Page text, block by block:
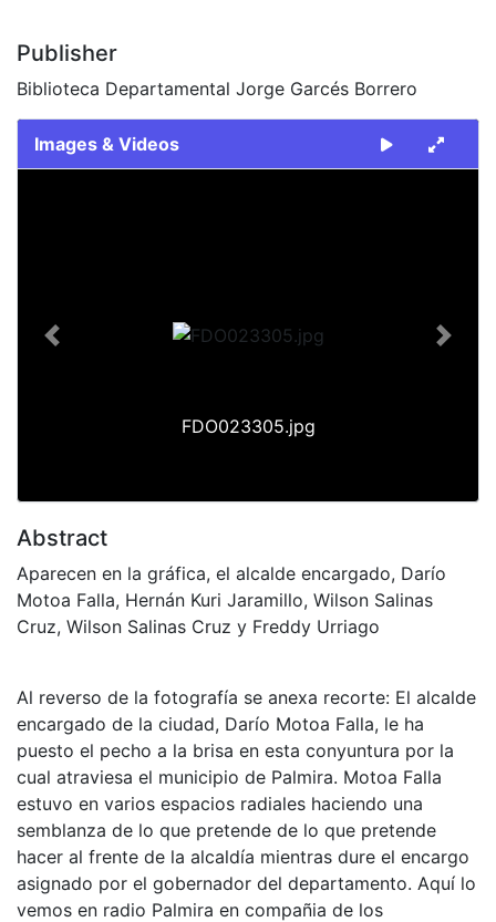
Publisher
Biblioteca Departamental Jorge Garcés Borrero
Images & Videos
FDO023305.jpg
Previous Next
Abstract
Aparecen en la gráfica, el alcalde encargado, Darío
Motoa Falla, Hernán Kuri Jaramillo, Wilson Salinas
Cruz, Wilson Salinas Cruz y Freddy Urriago
Al reverso de la fotografía se anexa recorte: El alcalde
encargado de la ciudad, Darío Motoa Falla, le ha
puesto el pecho a la brisa en esta conyuntura por la
cual atraviesa el municipio de Palmira. Motoa Falla
estuvo en varios espacios radiales haciendo una
semblanza de lo que pretende de lo que pretende
hacer al frente de la alcaldía mientras dure el encargo
asignado por el gobernador del departamento. Aquí lo
vemos en radio Palmira en compañia de los